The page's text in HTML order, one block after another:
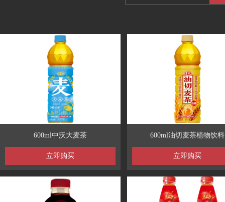
600ml中沃大麦茶
立即购买
600ml油切麦茶植物饮料
立即购买